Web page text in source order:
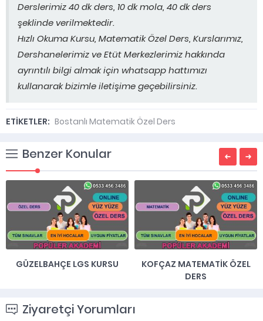
Derslerimiz 40 dk ders, 10 dk mola, 40 dk ders
şeklinde verilmektedir.
Hızlı Okuma Kursu, Matematik Özel Ders, Kurslarımız,
Dershanelerimiz ve Etüt Merkezlerimiz hakkında
ayrıntılı bilgi almak için whatsapp hattımızı
kullanarak bizimle iletişime geçebilirsiniz.
ETİKETLER: Bostanlı Matematik Özel Ders
Benzer Konular
GÜZELBAHÇE LGS KURSU
KOFÇAZ MATEMATIK ÖZEL
DERS
Ziyaretçi Yorumları